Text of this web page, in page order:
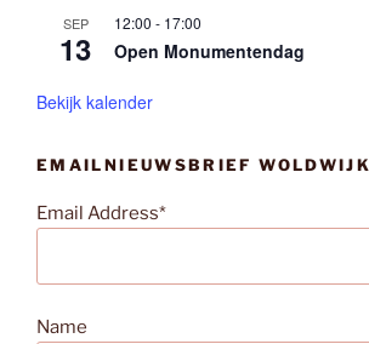
SEP
13
12:00 - 17:00
Open Monumentendag
Bekijk kalender
EMAILNIEUWSBRIEF WOLDWIJK
Email Address*
Name